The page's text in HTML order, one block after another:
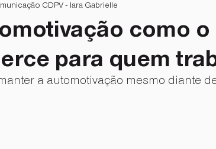
Podcast de Vendas
como o
para quem
CDPV - Iara Gabrielle
a automotivação mesmo diante